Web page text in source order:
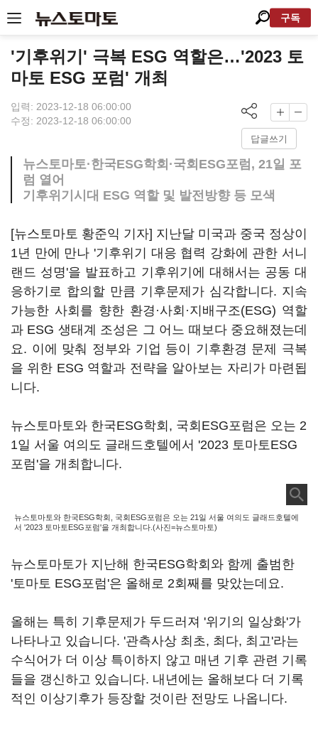
구독
'기후위기' 극복 ESG 역할은…'2023 토
마토 ESG 포럼' 개최
입력: 2023-12-18 06:00:00
수정: 2023-12-18 06:00:00
답글쓰기
뉴스토마토·한국ESG학회·국회ESG포럼, 21일 포
럼 열어
기후위기시대 ESG 역할 및 발전방향 등 모색
[뉴스토마토 황준익 기자] 지난달 미국과 중국 정상이
1년 만에 만나 '기후위기 대응 협력 강화에 관한 서니
랜드 성명'을 발표하고 기후위기에 대해서는 공동 대
응하기로 합의할 만큼 기후문제가 심각합니다. 지속
가능한 사회를 향한 환경·사회·지배구조(ESG) 역할
과 ESG 생태계 조성은 그 어느 때보다 중요해졌는데
요. 이에 맞춰 정부와 기업 등이 기후환경 문제 극복
을 위한 ESG 역할과 전략을 알아보는 자리가 마련됩
니다.
뉴스토마토와 한국ESG학회, 국회ESG포럼은 오는 2
1일 서울 여의도 글래드호텔에서 '2023 토마토ESG
포럼'을 개최합니다.
뉴스토마토와 한국ESG학회, 국회ESG포럼은 오는 21일 서울 여의도 글래드호텔에
서 '2023 토마토ESG포럼'을 개최합니다.(사진=뉴스토마토)
뉴스토마토가 지난해 한국ESG학회와 함께 출범한
'토마토 ESG포럼'은 올해로 2회째를 맞았는데요.
올해는 특히 기후문제가 두드러져 '위기의 일상화'가
나타나고 있습니다. '관측사상 최초, 최다, 최고'라는
수식어가 더 이상 특이하지 않고 매년 기후 관련 기록
들을 갱신하고 있습니다. 내년에는 올해보다 더 기록
적인 이상기후가 등장할 것이란 전망도 나옵니다.